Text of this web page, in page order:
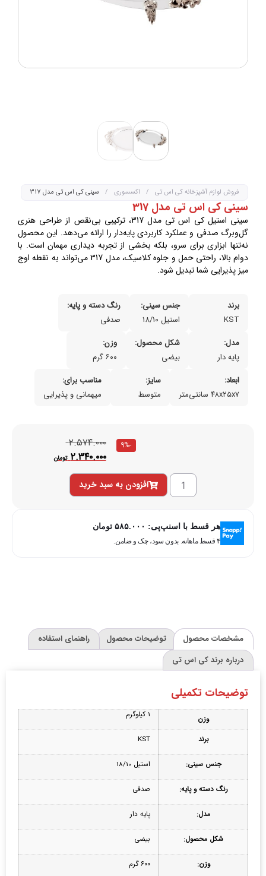
فروش لوازم آشپزخانه کی اس تی / اکسسوری / سینی کی اس تی مدل 317
سینی کی اس تی مدل 317
سینی استیل کی اس تی مدل 317، ترکیبی بی‌نقص از طراحی هنری
گل‌و‌برگ صدفی و عملکرد کاربردی پایه‌دار را ارائه می‌دهد. این محصول
نه‌تنها ابزاری برای سرو، بلکه بخشی از تجربه دیداری مهمان است. با
دوام بالا، راحتی حمل و جلوه کلاسیک، مدل 317 می‌تواند به نقطه اوج
میز پذیرایی شما تبدیل شود.
برند
KST
جنس سینی:
استیل 18/10
رنگ دسته و پایه:
صدفی
مدل:
پایه دار
شکل محصول:
بیضی
وزن:
۶۰۰ گرم
ابعاد:
۴۸x۲۵x۷ سانتی‌متر
سایز:
متوسط
مناسب برای:
میهمانی و پذیرایی
۲.۵۷۴.۰۰۰
۲.۳۴۰.۰۰۰ تومان
-9%
افزودن به سبد خرید
هر قسط با اسنپ‌پی: ۵۸۵.۰۰۰ تومان
۴ قسط ماهانه. بدون سود، چک و ضامن.
مشخصات محصول توضیحات محصول
راهنمای استفاده
درباره برند کی اس تی
توضیحات تکمیلی
وزن 1 کیلوگرم
برند KST
جنس سینی: استیل 18/10
رنگ دسته و پایه: صدفی
مدل: پایه دار
شکل محصول: بیضی
وزن: ۶۰۰ گرم